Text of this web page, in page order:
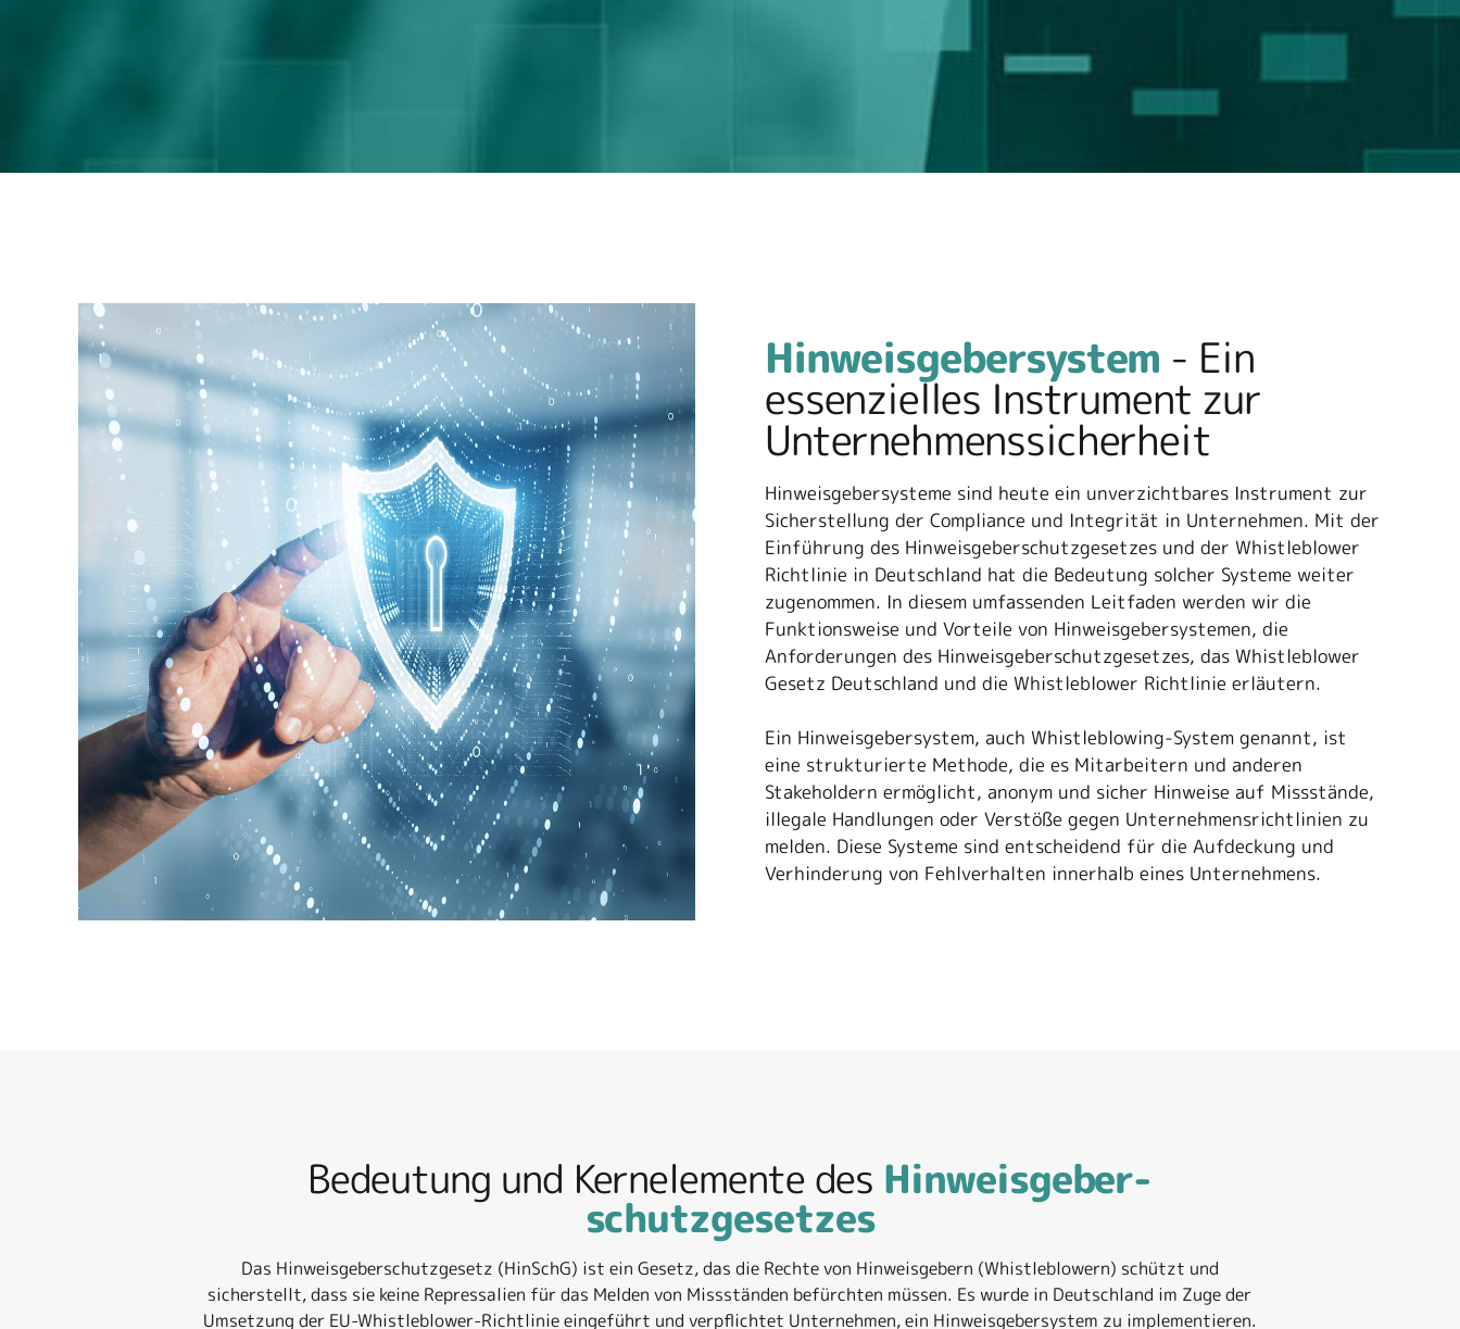
Hinweisgeber­system - Ein
essenzielles Instrument zur
Unter­nehmens­sicherheit
Hinweisgebersysteme sind heute ein unverzichtbares Instrument zur
Sicherstellung der Compliance und Integrität in Unternehmen. Mit der
Einführung des Hinweisgeberschutzgesetzes und der Whistleblower
Richtlinie in Deutschland hat die Bedeutung solcher Systeme weiter
zugenommen. In diesem umfassenden Leitfaden werden wir die
Funktionsweise und Vorteile von Hinweisgebersystemen, die
Anforderungen des Hinweisgeberschutzgesetzes, das Whistleblower
Gesetz Deutschland und die Whistleblower Richtlinie erläutern.
Ein Hinweisgebersystem, auch Whistleblowing-System genannt, ist
eine strukturierte Methode, die es Mitarbeitern und anderen
Stakeholdern ermöglicht, anonym und sicher Hinweise auf Missstände,
illegale Handlungen oder Verstöße gegen Unternehmensrichtlinien zu
melden. Diese Systeme sind entscheidend für die Aufdeckung und
Verhinderung von Fehlverhalten innerhalb eines Unternehmens.
Bedeutung und Kernelemente des Hinweisgeber­­
schutzgesetzes
Das Hinweisgeberschutzgesetz (HinSchG) ist ein Gesetz, das die Rechte von Hinweisgebern (Whistleblowern) schützt und
sicherstellt, dass sie keine Repressalien für das Melden von Missständen befürchten müssen. Es wurde in Deutschland im Zuge der
Umsetzung der EU-Whistleblower-Richtlinie eingeführt und verpflichtet Unternehmen, ein Hinweisgebersystem zu implementieren.